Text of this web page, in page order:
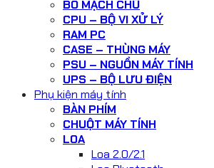
BO MẠCH CHỦ
CPU – BỘ VI XỬ LÝ
RAM PC
CASE – THÙNG MÁY
PSU – NGUỒN MÁY TÍNH
UPS – BỘ LƯU ĐIỆN
Phụ kiện máy tính
BÀN PHÍM
CHUỘT MÁY TÍNH
LOA
Loa 2.0/2.1